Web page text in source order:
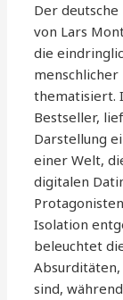
Der deutsche
von Lars
die
thematisiert.
Bestseller,
Darstellung
einer Welt,
digitalen
Isolation
beleuchtet
sind,